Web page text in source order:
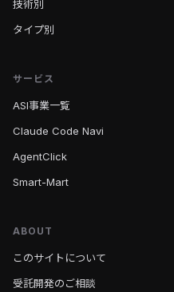
技術別
タイプ別
サービス
ASI事業一覧
Claude Code Navi
AgentClick
Smart-Mart
ABOUT
このサイトについて
受託開発のご相談